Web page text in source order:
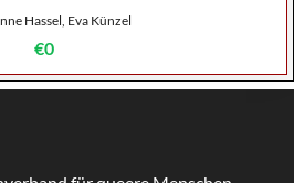
Hassel, Eva Künzel
€0